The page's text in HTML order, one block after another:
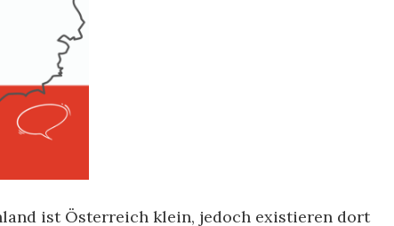
ist Österreich klein, jedoch existieren dort